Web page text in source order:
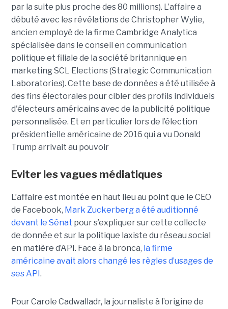
par la suite plus proche des 80 millions). L’affaire a
débuté avec les révélations de Christopher Wylie,
ancien employé de la firme Cambridge Analytica
spécialisée dans le conseil en communication
politique et filiale de la société britannique en
marketing SCL Elections (Strategic Communication
Laboratories). Cette base de données a été utilisée à
des fins électorales pour cibler des profils individuels
d'électeurs américains avec de la publicité politique
personnalisée. Et en particulier lors de l’élection
présidentielle américaine de 2016 qui a vu Donald
Trump arrivait au pouvoir
Eviter les vagues médiatiques
L’affaire est montée en haut lieu au point que le CEO
de Facebook, Mark Zuckerberg a été auditionné
devant le Sénat pour s’expliquer sur cette collecte
de donnée et sur la politique laxiste du réseau social
en matière d’API. Face à la bronca, la firme
américaine avait alors changé les règles d’usages de
ses API .
Pour Carole Cadwalladr, la journaliste à l’origine de